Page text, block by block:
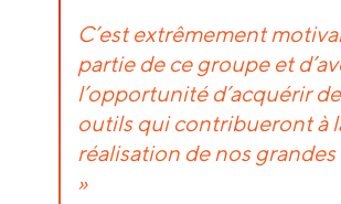
C’est extrêmement
partie de ce groupe et
l’opportunité d’acquérir
outils qui contribueront à
réalisation de nos
»